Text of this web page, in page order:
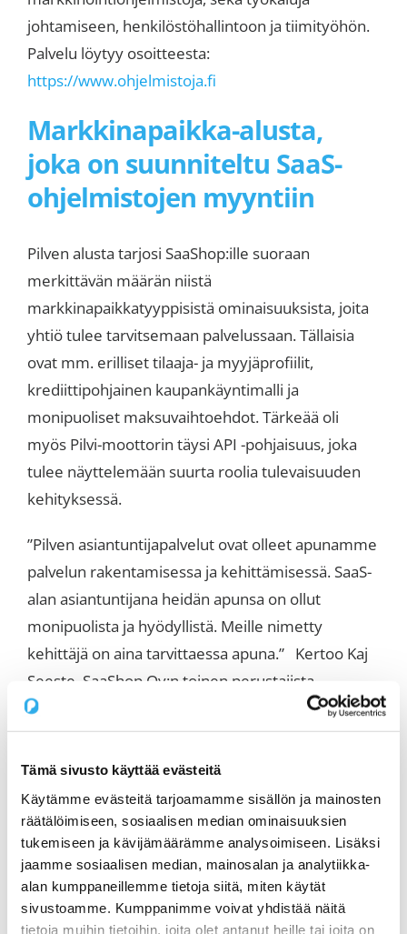
Tämä sivusto käyttää evästeitä
Käytämme evästeitä tarjoamamme sisällön ja mainosten
räätälöimiseen, sosiaalisen median ominaisuuksien
tukemiseen ja kävijämäärämme analysoimiseen. Lisäksi
jaamme sosiaalisen median, mainosalan ja analytiikka-
alan kumppaneillemme tietoja siitä, miten käytät
sivustoamme. Kumppanimme voivat yhdistää näitä
tietoja muihin tietoihin, joita olet antanut heille tai joita on
johtamiseen, henkilöstöhallintoon ja tiimityöhön.
Palvelu löytyy osoitteesta:
https://www.ohjelmistoja.fi
Markkinapaikka-alusta,
joka on suunniteltu SaaS-
ohjelmistojen myyntiin
Pilven alusta tarjosi SaaShop:ille suoraan
merkittävän määrän niistä
markkinapaikkatyyppisistä ominaisuuksista, joita
yhtiö tulee tarvitsemaan palvelussaan. Tällaisia
ovat mm. erilliset tilaaja- ja myyjäprofiilit,
krediittipohjainen kaupankäyntimalli ja
monipuoliset maksuvaihtoehdot. Tärkeää oli
myös Pilvi-moottorin täysi API -pohjaisuus, joka
tulee näyttelemään suurta roolia tulevaisuuden
kehityksessä.
”Pilven asiantuntijapalvelut ovat olleet apunamme
palvelun rakentamisessa ja kehittämisessä. SaaS-
alan asiantuntijana heidän apunsa on ollut
monipuolista ja hyödyllistä. Meille nimetty
kehittäjä on aina tarvittaessa apuna.” Kertoo Kaj
Seeste, SaaShop Oy:n toinen perustajista.
SaaShop.fiverkkosivujen
suunnittelu ja toteutus
Markkinapaikkaohjelmiston lisäksi Pilvi teki
SaaShopille verkkosivujen toteutuksen. Työ on
vielä käynnissä, mutta hyvällä mallilla.
Jatkokehityskohteina ovat mm.ohjelmistoapu.fi
nimellä kulkeva neuvontapalvelu, josta